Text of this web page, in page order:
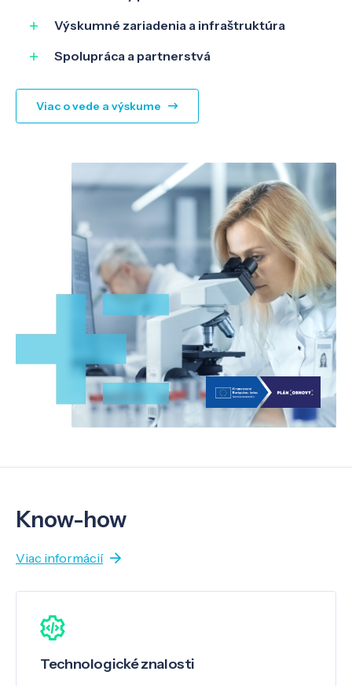
Kontakt
EN
Výskumné zariadenia a infraštruktúra
Spolupráca a partnerstvá
Viac o vede a výskume
Know-how
Viac informácií
Technologické znalosti